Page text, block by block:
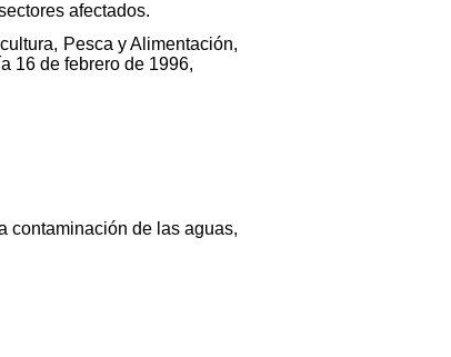
afectados.
Pesca y Alimentación,
16 de febrero de 1996,
contaminación de las aguas,